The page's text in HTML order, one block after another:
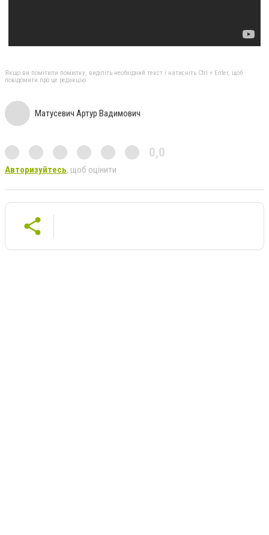
Якщо ви помітили помилку, виділіть необхідний текст і натисніть Ctrl + Enter, щоб
повідомити про це редакцію
Матусевич Артур Вадимович
0,0
Авторизуйтесь, щоб оцінити